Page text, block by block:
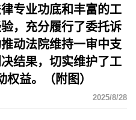
专业功底和丰富的工
，充分履行了委托诉
动法院维持一审中支
结果，切实维护了工
益。（附图）
2025/8/28